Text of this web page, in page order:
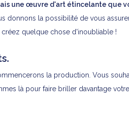
une œuvre d'art étincelante que
donnons la possibilité de vous
quelque chose d'inoubliable !
la production. Vous
là pour faire briller davantage